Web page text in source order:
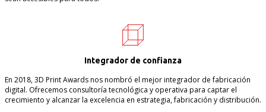
Integrador de confianza
En 2018, 3D Print Awards nos nombró el mejor integrador de fabricación
digital. Ofrecemos consultoría tecnológica y operativa para captar el
crecimiento y alcanzar la excelencia en estrategia, fabricación y distribución.